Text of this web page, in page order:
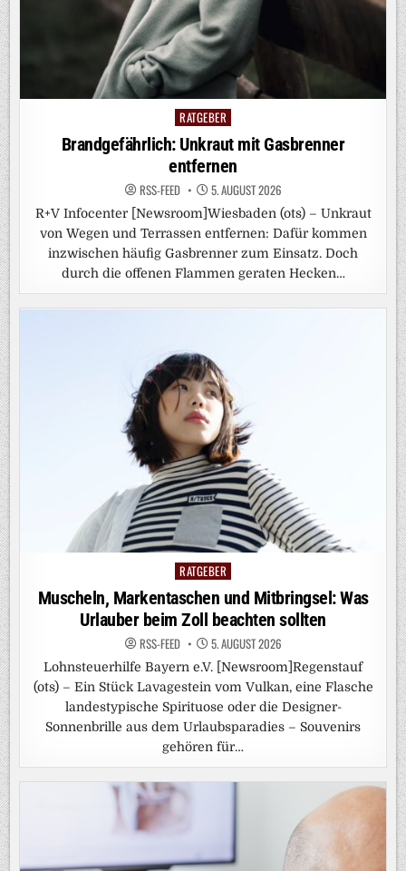
Posted
in
RATGEBER
Brandgefährlich: Unkraut mit Gasbrenner
entfernen
RSS-FEED 5. AUGUST 2026
R+V Infocenter [Newsroom]Wiesbaden (ots) – Unkraut
von Wegen und Terrassen entfernen: Dafür kommen
inzwischen häufig Gasbrenner zum Einsatz. Doch
durch die offenen Flammen geraten Hecken…
Posted
RATGEBER
Muscheln, Markentaschen und Mitbringsel: Was
Urlauber beim Zoll beachten sollten
RSS-FEED 5. AUGUST 2026
Lohnsteuerhilfe Bayern e.V. [Newsroom]Regenstauf
(ots) – Ein Stück Lavagestein vom Vulkan, eine Flasche
landestypische Spirituose oder die Designer-
Sonnenbrille aus dem Urlaubsparadies – Souvenirs
gehören für…